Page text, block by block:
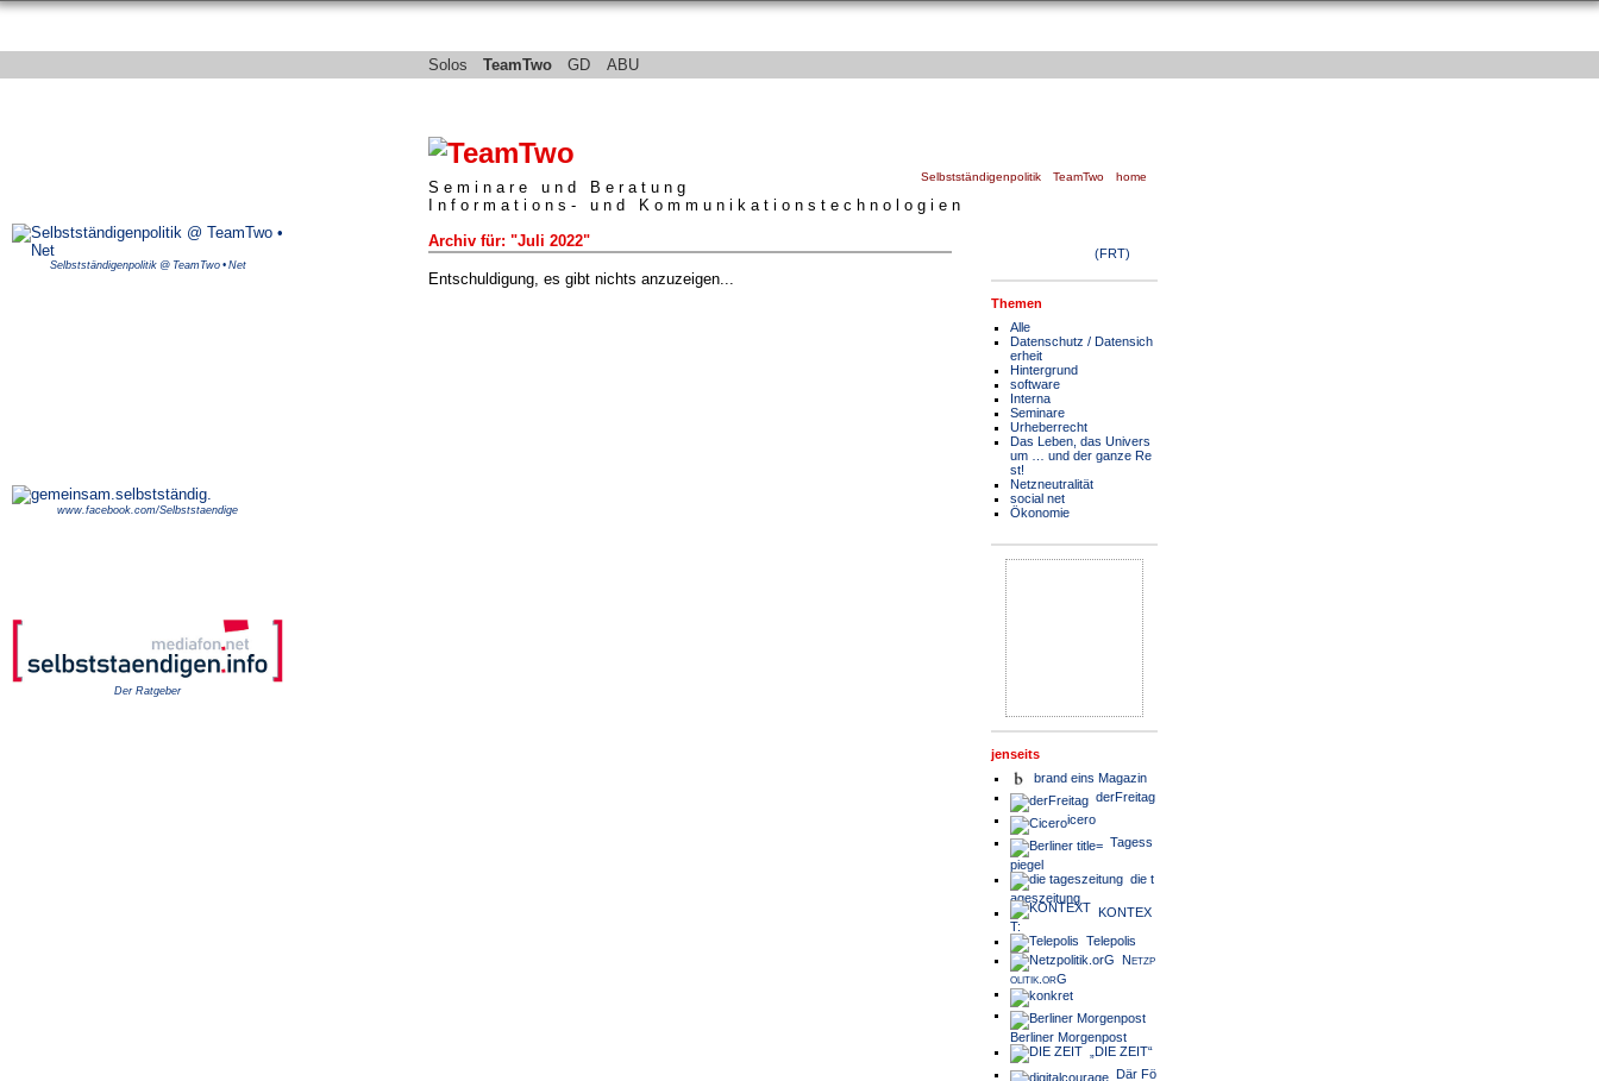
Solos TeamTwo GD ABU
Selbstständigenpolitik TeamTwo home
Seminare und Beratung
Informations- und Kommunikationstechnologien
Selbstständigenpolitik @ TeamTwo • Net
www.facebook.com/Selbststaendige
Der Ratgeber
Archiv für: "Juli 2022"
Entschuldigung, es gibt nichts anzuzeigen...
(FRT)
Themen
Alle
Datenschutz / Datensich
erheit
Hintergrund
software
Interna
Seminare
Urheberrecht
Das Leben, das Univers
um … und der ganze Re
st!
Netzneutralität
social net
Ökonomie
jenseits
brand eins Magazin
derFreitag
icero
Tagess
piegel
die t
ageszeitung
KONTEX
T:
Telepolis
Netzp
olitik.orG
Berliner Morgenpost
„DIE ZEIT“
Där Fö